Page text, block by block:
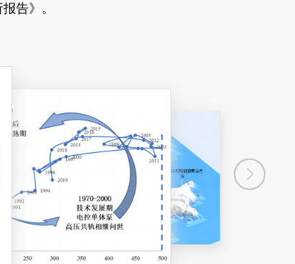
告》。